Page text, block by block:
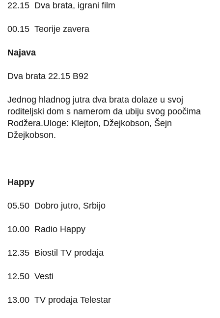
22.15 Dva brata, igrani film
00.15 Teorije zavera
Najava
Dva brata 22.15 B92
Jednog hladnog jutra dva brata dolaze u svoj
roditeljski dom s namerom da ubiju svog poočima
Rodžera.Uloge: Klejton, Džejkobson, Šejn
Džejkobson.
Happy
05.50 Dobro jutro, Srbijo
10.00 Radio Happy
12.35 Biostil TV prodaja
12.50 Vesti
13.00 TV prodaja Telestar